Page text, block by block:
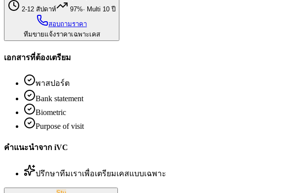
2-12 สัปดาห์
97%· Multi 10 ปี
สอบถามราคา
ทีมขายแจ้งราคาเฉพาะเคส
เอกสารที่ต้องเตรียม
พาสปอร์ต
Bank statement
Biometric
Purpose of visit
คำแนะนำจาก iVC
ปรึกษาทีมเราเพื่อเตรียมเคสแบบเฉพาะ